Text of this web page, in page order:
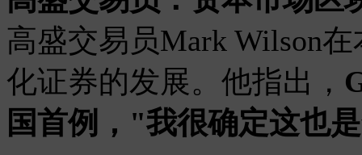
高盛交易员Mark Wilson
化证券的发展。他指出，
国首例，"我很确定这也